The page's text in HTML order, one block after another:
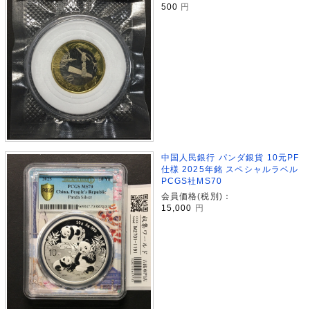
500 円
中国人民銀行 パンダ銀貨 10元PF
仕様 2025年銘 スペシャルラベル
PCGS社MS70
会員価格(税別)：
15,000
円